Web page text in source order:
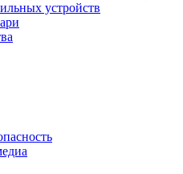
устройств